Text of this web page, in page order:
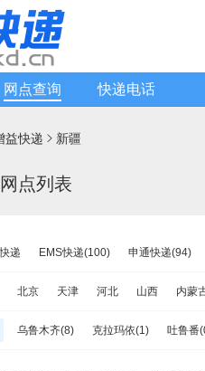
网点查询 快递电话
益快递  新疆
点列表
递 EMS快递(100) 申通快递(94)
运(27) 亚风快递(36) 佳怡物流(0)
北京 天津 河北 山西 内蒙
乌鲁木齐(8) 克拉玛依(1) 吐鲁番